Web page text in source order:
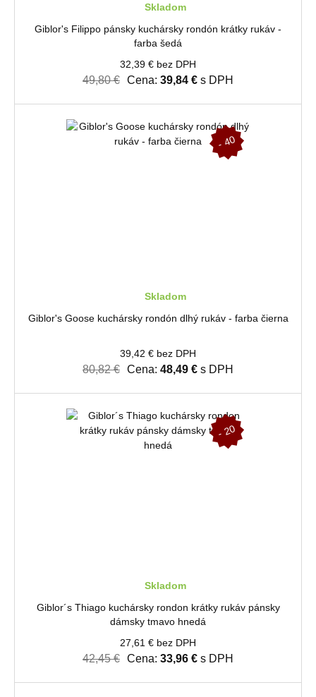
Skladom
Giblor's Filippo pánsky kuchársky rondón krátky rukáv -
farba šedá
32,39 € bez DPH
49,80 € Cena: 39,84 € s DPH
-
4
0
Skladom
Giblor's Goose kuchársky rondón dlhý rukáv - farba čierna
39,42 € bez DPH
80,82 € Cena: 48,49 € s DPH
-
2
0
Skladom
Giblor´s Thiago kuchársky rondon krátky rukáv pánsky
dámsky tmavo hnedá
27,61 € bez DPH
42,45 € Cena: 33,96 € s DPH